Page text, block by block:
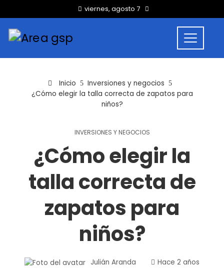
viernes, agosto 7
Inicio
Inversiones y negocios
¿Cómo elegir la talla correcta de zapatos para
niños?
INVERSIONES Y NEGOCIOS
¿Cómo elegir la
talla correcta de
zapatos para
niños?
Julián Aranda Hace 2 años